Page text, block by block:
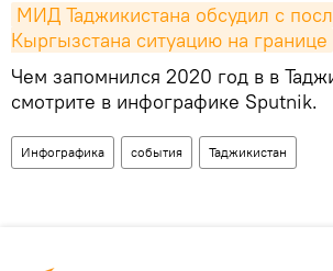
МИД Таджикистана обсудил с
Кыргызстана ситуацию на границе
Чем запомнился 2020 год в в
смотрите в инфографике Sputnik.
Инфографика события Таджикистан